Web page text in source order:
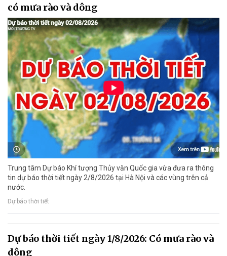
có mưa rào và dông
Trung tâm Dự báo Khí tượng Thủy văn Quốc gia vừa đưa ra thông
tin dự báo thời tiết ngày 2/8/2026 tại Hà Nội và các vùng trên cả
nước.
Dự báo thời tiết
Dự báo thời tiết ngày 1/8/2026: Có mưa rào và
dông